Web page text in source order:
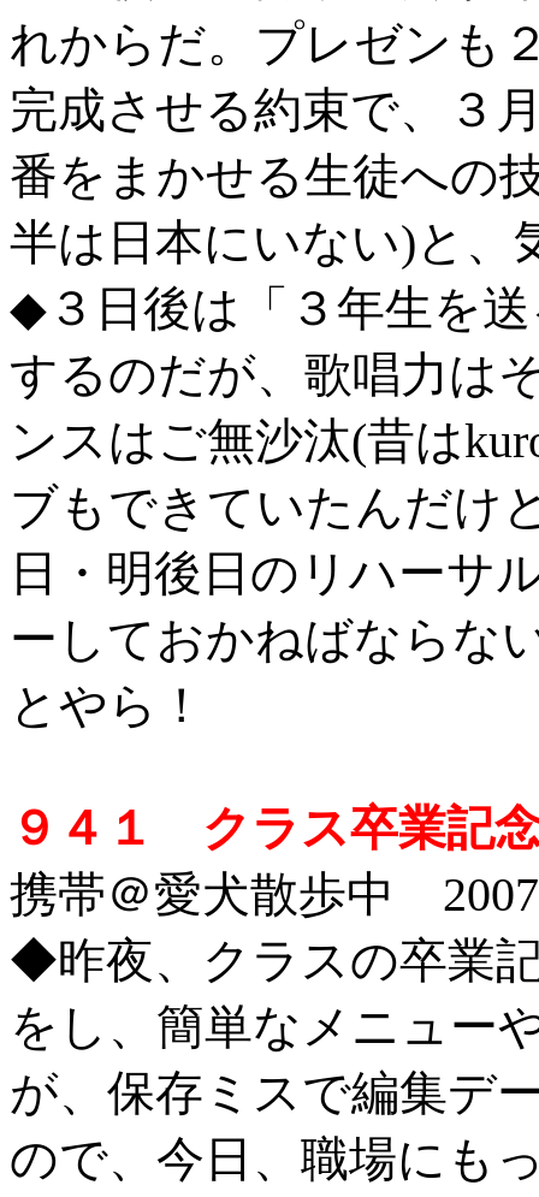
れからだ。プレゼンも
完成させる約束で、３
番をまかせる生徒への
半は日本にいない)と、
◆３日後は「３年生を
するのだが、歌唱力は
ンスはご無沙汰(昔は
ブもできていたんだけ
日・明後日のリハーサ
ーしておかねばならな
とやら！
９４１ クラス卒業記
携帯＠愛犬散歩中
◆昨夜、クラスの卒業
をし、簡単なメニュー
が、保存ミスで編集デ
ので、今日、職場にも